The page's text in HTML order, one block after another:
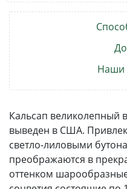
Наши
Кальсап великолепный
выведен в США.
светло-лиловыми
преображаются в
оттенком